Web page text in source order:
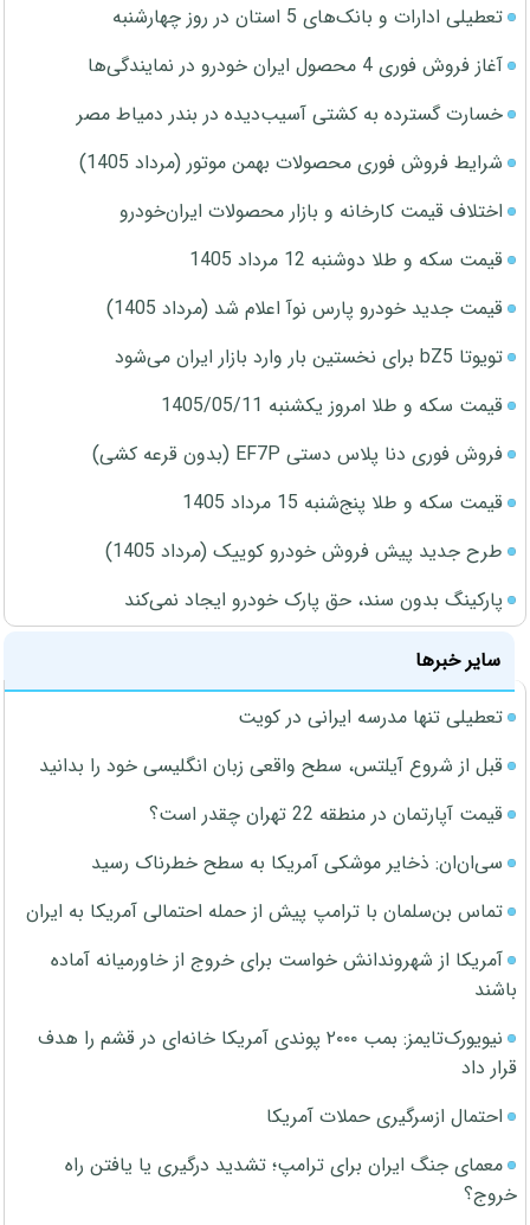
تعطیلی ادارات و بانک‌های 5 استان در روز چهارشنبه
آغاز فروش فوری 4 محصول ایران خودرو در نمایندگی‌ها
خسارت گسترده به کشتی آسیب‌دیده در بندر دمیاط مصر
شرایط فروش فوری محصولات بهمن موتور (مرداد 1405)
اختلاف قیمت کارخانه و بازار محصولات ایران‌خودرو
قیمت سکه و طلا دوشنبه 12 مرداد 1405
قیمت جدید خودرو پارس نوآ اعلام شد (مرداد 1405)
تویوتا bZ5 برای نخستین بار وارد بازار ایران می‌شود
قیمت سکه و طلا امروز یکشنبه 1405/05/11
فروش فوری دنا پلاس دستی EF7P (بدون قرعه کشی)
قیمت سکه و طلا پنج‌شنبه 15 مرداد 1405
طرح جدید پیش فروش خودرو کوییک (مرداد 1405)
پارکینگ بدون سند، حق پارک خودرو ایجاد نمی‌کند
سایر خبرها
تعطیلی تنها مدرسه ایرانی در کویت
قبل از شروع آیلتس، سطح واقعی زبان انگلیسی خود را بدانید
قیمت آپارتمان در منطقه 22 تهران چقدر است؟
سی‌ان‌ان: ذخایر موشکی آمریکا به سطح خطرناک رسید
تماس بن‌سلمان با ترامپ پیش از حمله احتمالی آمریکا به ایران
آمریکا از شهروندانش خواست برای خروج از خاورمیانه آماده
باشند
نیویورک‌تایمز: بمب ۲۰۰۰ پوندی آمریکا خانه‌ای در قشم را هدف
قرار داد
احتمال ازسرگیری حملات آمریکا
معمای جنگ ایران برای ترامپ؛ تشدید درگیری یا یافتن راه
خروج؟